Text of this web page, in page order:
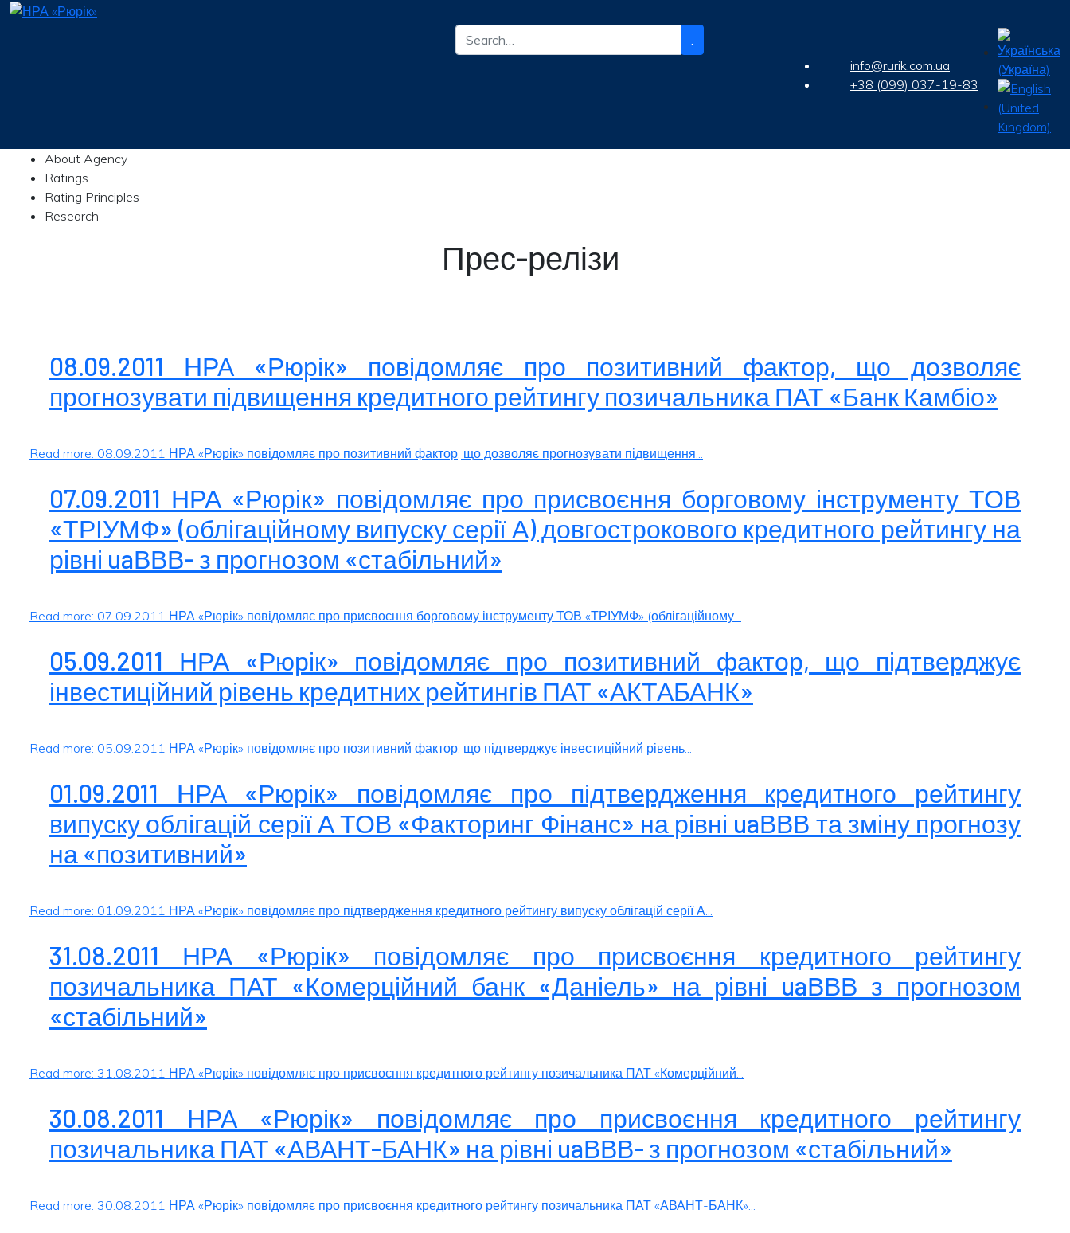
.
info@rurik.com.ua
+38 (099) 037-19-83
About Agency
Ratings
Rating Principles
Research
Прес-релізи
08.09.2011 НРА «Рюрік» повідомляє про позитивний фактор, що дозволяє
прогнозувати підвищення кредитного рейтингу позичальника ПАТ «Банк Камбіо»
Read more: 08.09.2011 НРА «Рюрік» повідомляє про позитивний фактор, що дозволяє прогнозувати підвищення...
07.09.2011 НРА «Рюрік» повідомляє про присвоєння борговому інструменту ТОВ
«ТРІУМФ» (облігаційному випуску серії А) довгострокового кредитного рейтингу на
рівні uaВВВ- з прогнозом «стабільний»
Read more: 07.09.2011 НРА «Рюрік» повідомляє про присвоєння борговому інструменту ТОВ «ТРІУМФ» (облігаційному...
05.09.2011 НРА «Рюрік» повідомляє про позитивний фактор, що підтверджує
інвестиційний рівень кредитних рейтингів ПАТ «АКТАБАНК»
Read more: 05.09.2011 НРА «Рюрік» повідомляє про позитивний фактор, що підтверджує інвестиційний рівень...
01.09.2011 НРА «Рюрік» повідомляє про підтвердження кредитного рейтингу
випуску облігацій серії А ТОВ «Факторинг Фінанс» на рівні uaВВВ та зміну прогнозу
на «позитивний»
Read more: 01.09.2011 НРА «Рюрік» повідомляє про підтвердження кредитного рейтингу випуску облігацій серії А...
31.08.2011 НРА «Рюрік» повідомляє про присвоєння кредитного рейтингу
позичальника ПАТ «Комерційний банк «Даніель» на рівні uaВВВ з прогнозом
«стабільний»
Read more: 31.08.2011 НРА «Рюрік» повідомляє про присвоєння кредитного рейтингу позичальника ПАТ «Комерційний...
30.08.2011 НРА «Рюрік» повідомляє про присвоєння кредитного рейтингу
позичальника ПАТ «АВАНТ-БАНК» на рівні uaВВВ- з прогнозом «стабільний»
Read more: 30.08.2011 НРА «Рюрік» повідомляє про присвоєння кредитного рейтингу позичальника ПАТ «АВАНТ-БАНК»...